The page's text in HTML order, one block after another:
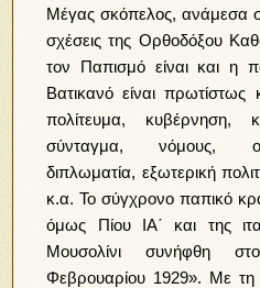
Μέγας σκόπελος, ανάμεσα
σχέσεις της Ορθοδόξου
τον Παπισμό είναι και η
Βατικανό είναι πρωτίστως
πολίτευμα, κυβέρνηση,
σύνταγμα, νόμους,
διπλωματία, εξωτερική
κ.α. Το σύγχρονο παπικό
όμως Πίου ΙΑ΄ και της
Μουσολίνι συνήφθη
Φεβρουαρίου 1929». Με τη